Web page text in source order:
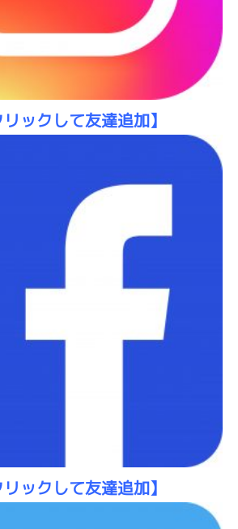
ックして友達追加】
ックして友達追加】